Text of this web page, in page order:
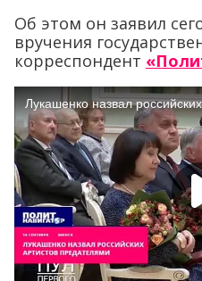
Об этом он заявил
вручения
корреспондент